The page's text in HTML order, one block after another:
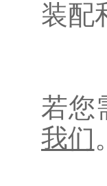
装配
若您
我们